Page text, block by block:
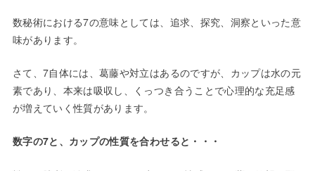
数秘術における7の意味としては、追求、探究、洞察といった意
味があります。
さて、7自体には、葛藤や対立はあるのですが、カップは水の元
素であり、本来は吸収し、くっつき合うことで心理的な充足感
が増えていく性質があります。
数字の7と、カップの性質を合わせると・・・